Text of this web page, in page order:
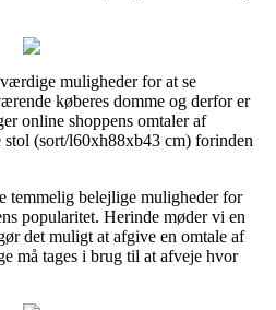
muligheder for at se
køberes domme og derfor er
online shoppens omtaler af
(sort/l60xh88xb43 cm) forinden
temmelig belejlige muligheder for
popularitet. Herinde møder vi en
det muligt at afgive en omtale af
må tages i brug til at afveje hvor